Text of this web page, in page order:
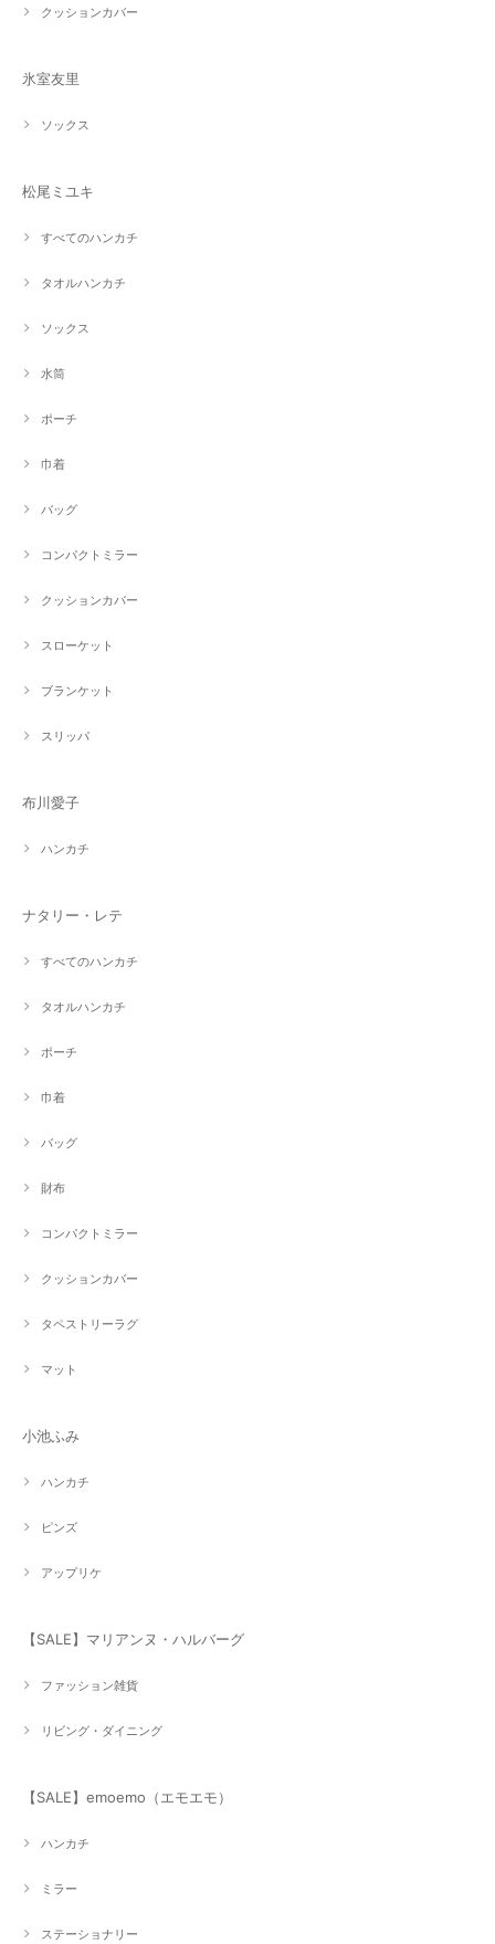
クッションカバー
氷室友里
ソックス
松尾ミユキ
すべてのハンカチ
タオルハンカチ
ソックス
水筒
ポーチ
巾着
バッグ
コンパクトミラー
クッションカバー
スローケット
ブランケット
スリッパ
布川愛子
ハンカチ
ナタリー・レテ
すべてのハンカチ
タオルハンカチ
ポーチ
巾着
バッグ
財布
コンパクトミラー
クッションカバー
タペストリーラグ
マット
小池ふみ
ハンカチ
ピンズ
アップリケ
【SALE】マリアンヌ・ハルバーグ
ファッション雑貨
リビング・ダイニング
【SALE】emoemo（エモエモ）
ハンカチ
ミラー
ステーショナリー